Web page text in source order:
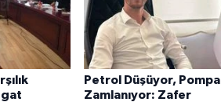
Petrol Düşüyor, Pompa
Zamlanıyor: Zafer